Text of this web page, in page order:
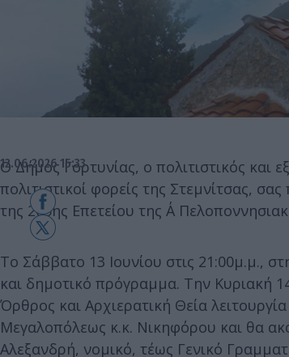
12.06.2026 15:33
Ο Δήμος Γορτυνίας, ο πολιτιστικός και
πολιτιστικοί φορείς της Στεμνίτσας,
της 205ης Επετείου της Α΄
Το Σάββατο 13 Ιουνίου στις 21:00μ.μ.,
και δημοτικό πρόγραμμα. Την Κυριακή
Όρθρος και Αρχιερατική Θεία
Μεγαλοπόλεως κ.κ. Νικηφόρου και θα
Αλεξανδρή, νομικό, τέως Γενικό